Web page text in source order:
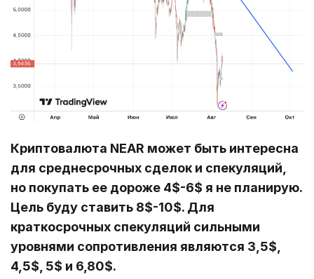
Криптовалюта NEAR может быть интересна
для среднесрочных сделок и спекуляций,
но покупать ее дороже 4$-6$ я не планирую.
Цель буду ставить 8$-10$. Для
краткосрочных спекуляций сильными
уровнями сопротивления являются 3,5$,
4,5$, 5$ и 6,80$.